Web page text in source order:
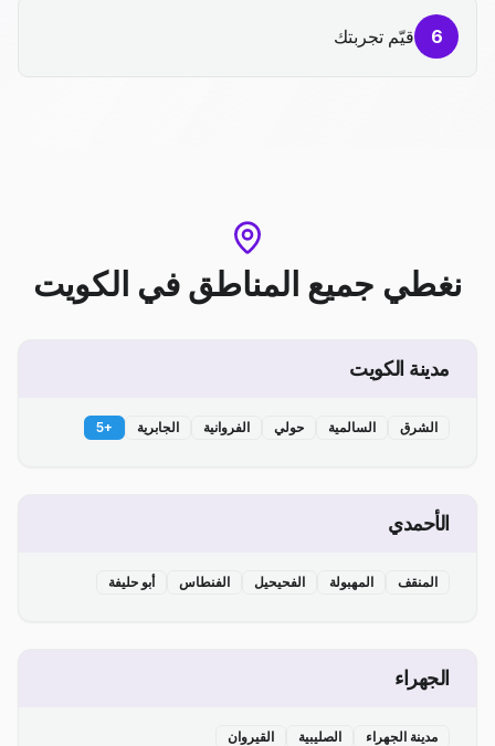
6 قيّم تجربتك
نغطي جميع المناطق في الكويت
مدينة الكويت
الشرق السالمية حولي الفروانية الجابرية +
5
الأحمدي
المنقف المهبولة الفحيحيل الفنطاس أبو حليفة
الجهراء
مدينة الجهراء الصليبية القيروان